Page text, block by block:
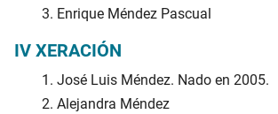
Enrique Méndez Pascual
IV XERACIÓN
José Luis Méndez. Nado en 2005.
Alejandra Méndez